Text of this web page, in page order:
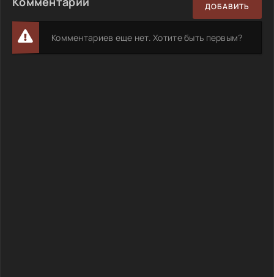
ДОБАВИТЬ
Комментариев еще нет. Хотите быть первым?